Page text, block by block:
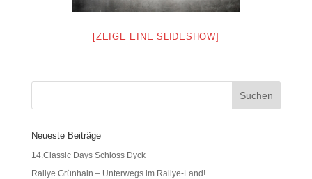
[ZEIGE EINE SLIDESHOW]
Neueste Beiträge
14.Classic Days Schloss Dyck
Rallye Grünhain – Unterwegs im Rallye-Land!